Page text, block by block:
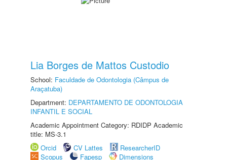
Lia Borges de Mattos Custodio
School: Faculdade de Odontologia (Câmpus de
Araçatuba)
Department: DEPARTAMENTO DE ODONTOLOGIA
INFANTIL E SOCIAL
Academic Appointment Category: RDIDP Academic
title: MS-3.1
Orcid
CV Lattes
ResearcherID
Scopus
Fapesp Dimensions